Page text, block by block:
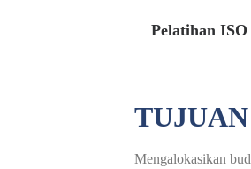
Pelatihan
Mengalokasikan